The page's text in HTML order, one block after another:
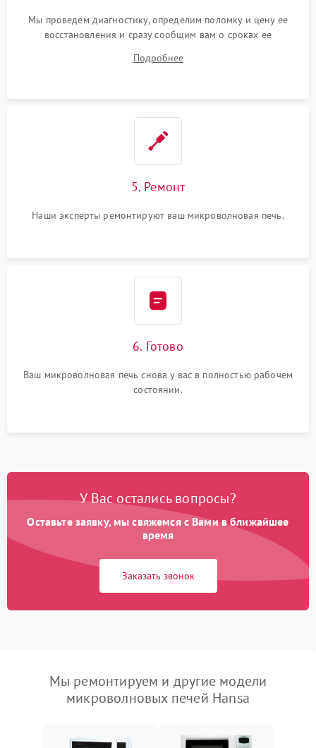
Мы проведем диагностику, определим поломку и цену ее
восстановления и сразу сообщим вам о сроках ее
Подробнее
5. Ремонт
Наши эксперты ремонтируют ваш микроволновая печь.
6. Готово
Ваш микроволновая печь снова у вас в полностью рабочем
состоянии.
У Вас остались вопросы?
Оставьте заявку, мы свяжемся с Вами в ближайшее
время
Заказать звонок
Мы ремонтируем и другие модели
микроволновых печей Hansa